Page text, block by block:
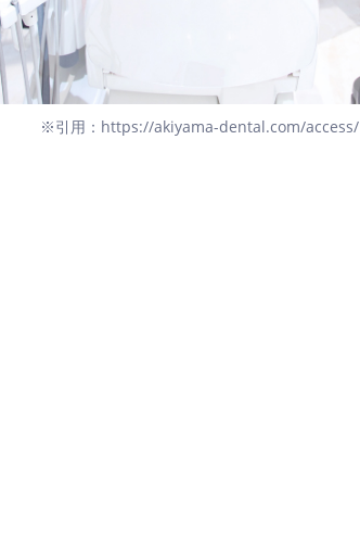
※引用：https://akiyama-dental.com/access/